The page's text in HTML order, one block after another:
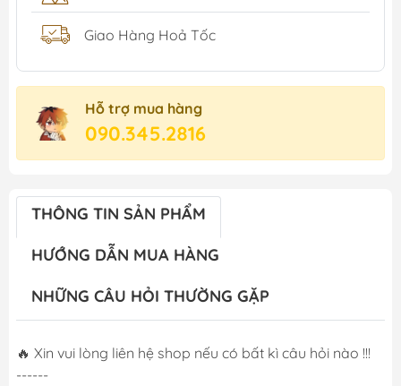
Giao Hàng Hoả Tốc
Hỗ trợ mua hàng
090.345.2816
THÔNG TIN SẢN PHẨM
HƯỚNG DẪN MUA HÀNG
NHỮNG CÂU HỎI THƯỜNG GẶP
🔥 Xin vui lòng liên hệ shop nếu có bất kì câu hỏi nào !!!
------